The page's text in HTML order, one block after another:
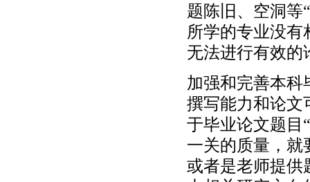
题陈旧、空洞等
所学的专业没
无法进行有效的
加强和完善本科
撰写能力和论文
于毕业论文题目
一关的质量，就
或者是老师提供